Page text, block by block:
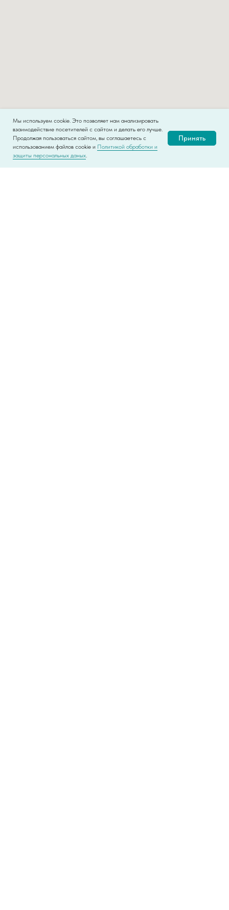
Мы используем cookie. Это позволяет нам анализировать
взаимодействие посетителей с сайтом и делать его лучше.
Продолжая пользоваться сайтом, вы соглашаетесь с
использованием файлов cookie и Политикой обработки и
защиты персональных даных.
Принять